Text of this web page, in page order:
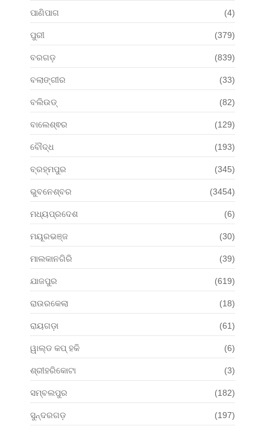
ପାଣିପାଗ (4)
ପୁରୀ (379)
ବରଗଡ଼ (839)
ବଲାଙ୍ଗୀର (33)
ବଲିଉଡ୍ (82)
ବାଲେଶ୍ଵର (129)
ବୌଦ୍ଧ (193)
ବ୍ରହ୍ମପୁର (345)
ଭୁବନେଶ୍ବର (3454)
ମଧ୍ୟପ୍ରଦେଶ (6)
ମୟୂରଭଞ୍ଜ (30)
ମାଲକାନଗିରି (39)
ଯାଜପୁର (619)
ରାଉରକେଲା (18)
ରାୟଗଡ଼ା (61)
ୱାଲ୍ଡ କପ୍ ହକି (6)
ଶ୍ରୀହରିକୋଟା (3)
ସମ୍ବଲପୁର (182)
ସୁନ୍ଦରଗଡ଼ (197)